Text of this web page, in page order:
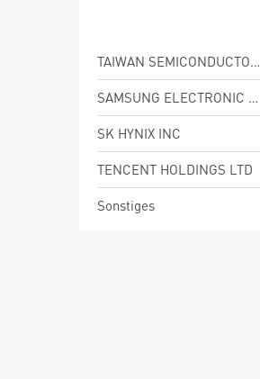
TAIWAN SEMICONDUCTOR MANUFAC
SAMSUNG ELECTRONIC CO LTD
SK HYNIX INC
TENCENT HOLDINGS LTD
Sonstiges